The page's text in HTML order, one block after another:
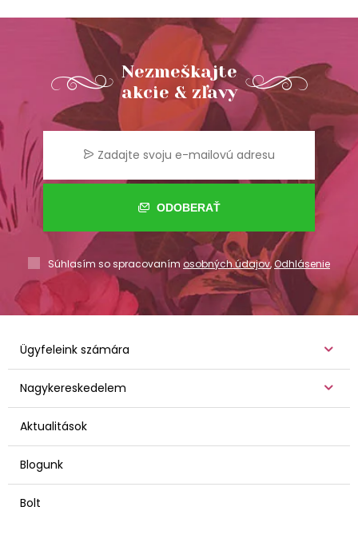
Nezmeškajte
akcie & zľavy
ODOBERAŤ
Súhlasím so spracovaním osobných údajov,Odhlásenie
Ügyfeleink számára
Nagykereskedelem
Aktualitások
Blogunk
Bolt